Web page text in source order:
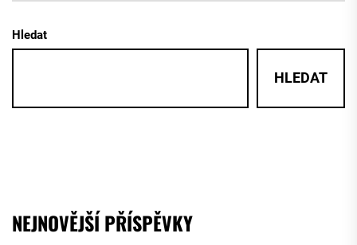
Hledat
HLEDAT
NEJNOVĚJŠÍ PŘÍSPĚVKY